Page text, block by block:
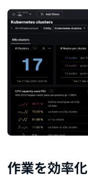
作業を効率化